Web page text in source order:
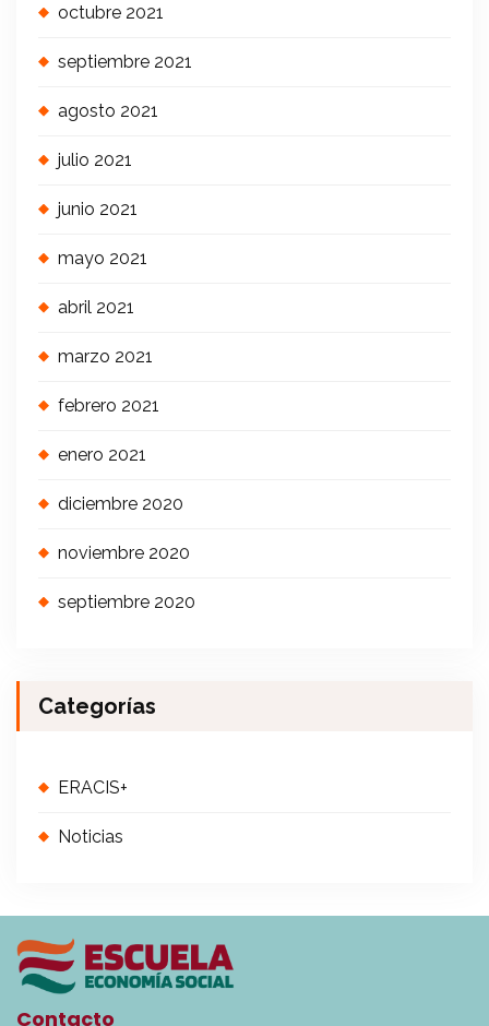
octubre 2021
septiembre 2021
agosto 2021
julio 2021
junio 2021
mayo 2021
abril 2021
marzo 2021
febrero 2021
enero 2021
diciembre 2020
noviembre 2020
septiembre 2020
Categorías
ERACIS+
Noticias
Contacto